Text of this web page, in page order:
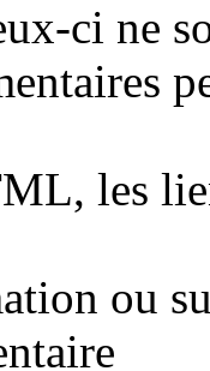
ci ne
les
ou